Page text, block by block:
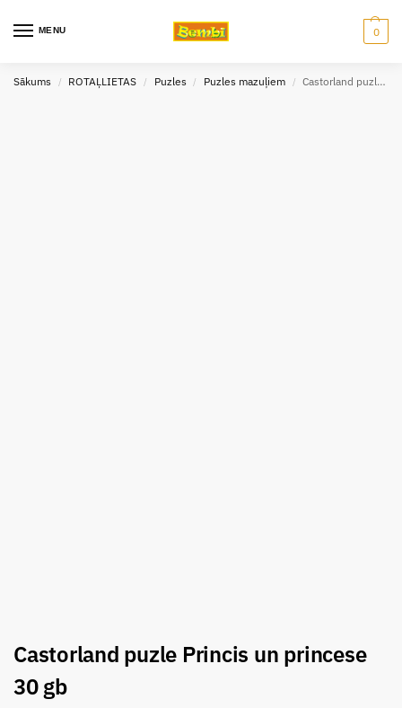
MENU 0
Sākums / ROTAĻLIETAS / Puzles / Puzles mazuļiem / Castorland puzle Princis un princese 30 gb
Castorland puzle Princis un princese
30 gb